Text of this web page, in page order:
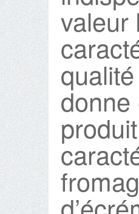
valeur